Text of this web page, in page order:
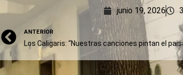
junio 19, 2026
ANTERIOR